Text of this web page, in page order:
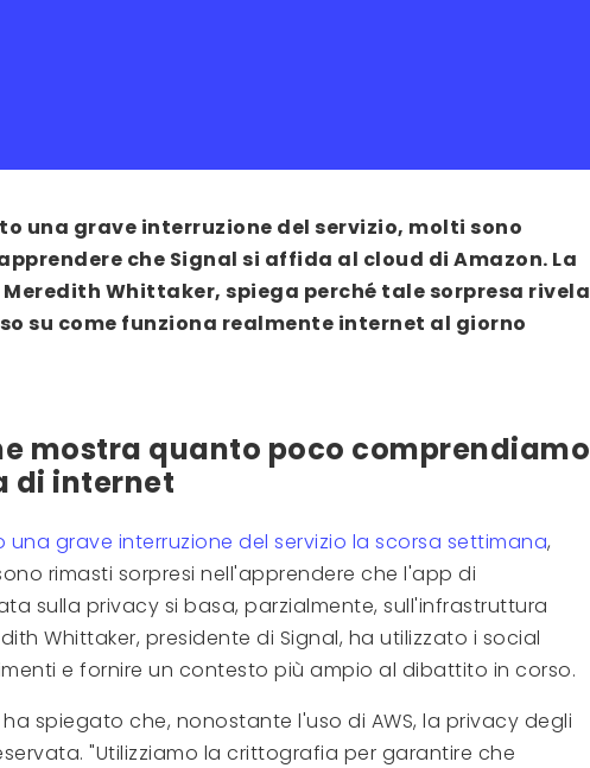
una grave interruzione del servizio, molti sono
che Signal si affida al cloud di Amazon. La
Whittaker, spiega perché tale sorpresa rivela
su come funziona realmente internet al giorno
mostra quanto poco comprendiamo
di internet
una grave interruzione del servizio la scorsa settimana,
rimasti sorpresi nell'apprendere che l'app di
sulla privacy si basa, parzialmente, sull'infrastruttura
Whittaker, presidente di Signal, ha utilizzato i social
e fornire un contesto più ampio al dibattito in corso.
spiegato che, nonostante l'uso di AWS, la privacy degli
"Utilizziamo la crittografia per garantire che